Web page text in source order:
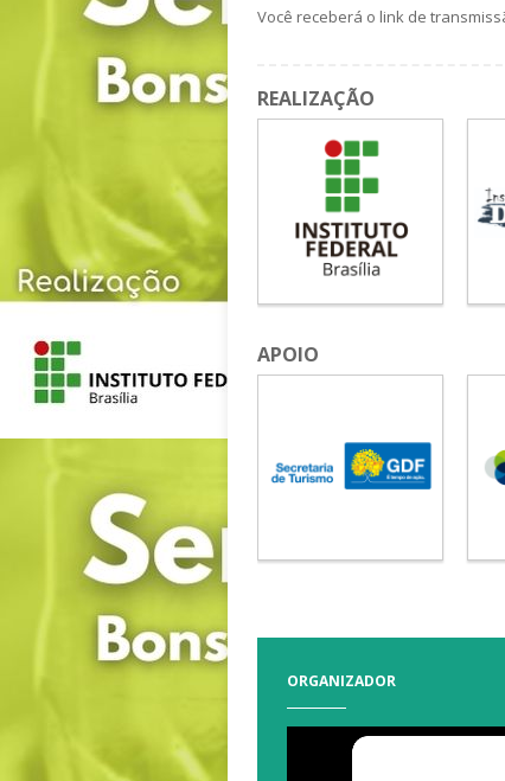
Você receberá o link de
REALIZAÇÃO
APOIO
ORGANIZADOR